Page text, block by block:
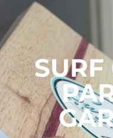
SURF